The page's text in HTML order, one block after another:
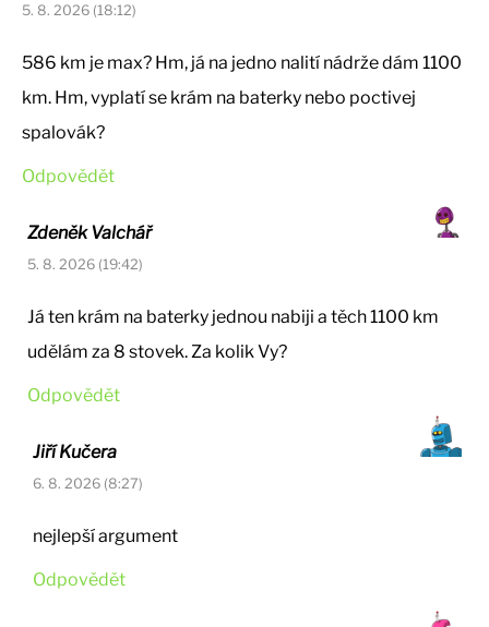
5. 8. 2026 (18:12)
586 km je max? Hm, já na jedno nalití nádrže dám 1100
km. Hm, vyplatí se krám na baterky nebo poctivej
spalovák?
Odpovědět
Zdeněk Valchář
5. 8. 2026 (19:42)
Já ten krám na baterky jednou nabiji a těch 1100 km
udělám za 8 stovek. Za kolik Vy?
Odpovědět
Jiří Kučera
6. 8. 2026 (8:27)
nejlepší argument
Odpovědět